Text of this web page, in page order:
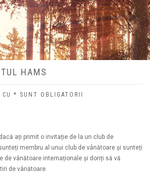
HAMS
CU * SUNT OBLIGATORII
ați primit o invitație de la un club de
membru al unui club de vânătoare și sunteți
de vânătoare internaționale și doriți să vă
de vânătoare.